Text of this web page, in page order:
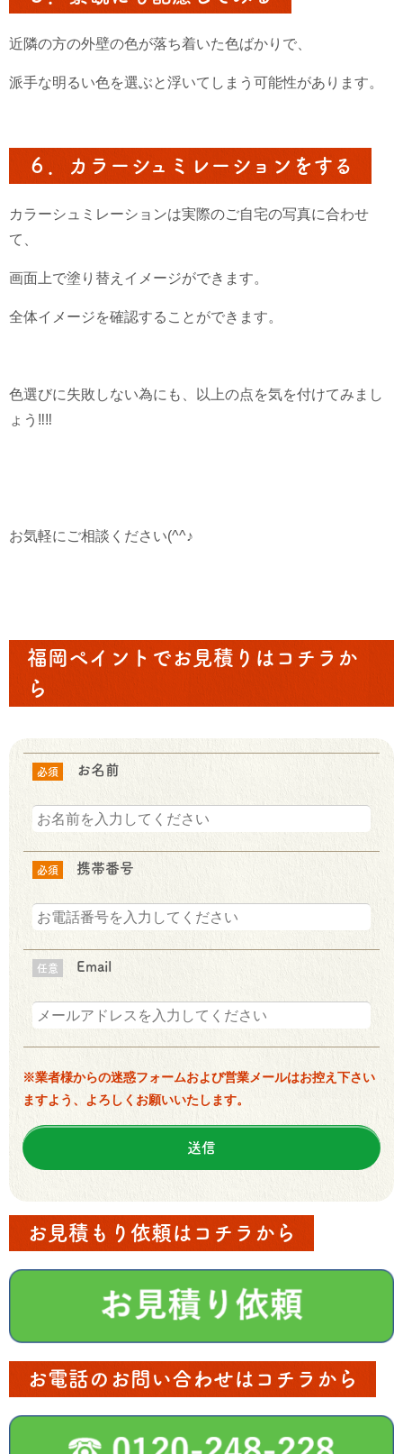
近隣の方の外壁の色が落ち着いた色ばかりで、
派手な明るい色を選ぶと浮いてしまう可能性があります。
６．カラーシュミレーションをする
カラーシュミレーションは実際のご自宅の写真に合わせ
て、
画面上で塗り替えイメージができます。
全体イメージを確認することができます。
色選びに失敗しない為にも、以上の点を気を付けてみまし
ょう‼‼
お気軽にご相談ください(^^♪
福岡ペイントでお見積りはコチラか
ら
必須 お名前
必須 携帯番号
任意 Email
※業者様からの迷惑フォームおよび営業メールはお控え下さい
ますよう、よろしくお願いいたします。
お見積もり依頼はコチラから
お電話のお問い合わせはコチラから